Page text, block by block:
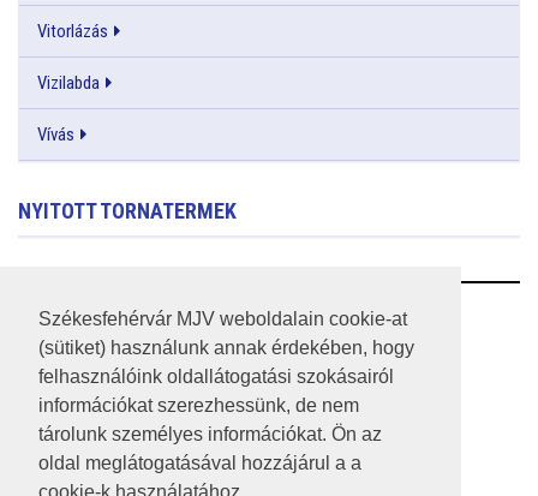
Székesfehérvár MJV weboldalain cookie-at
(sütiket) használunk annak érdekében, hogy
felhasználóink oldallátogatási szokásairól
információkat szerezhessünk, de nem
tárolunk személyes információkat. Ön az
oldal meglátogatásával hozzájárul a a
Vitorlázás
Vizilabda
Vívás
NYITOTT TORNATERMEK
RSS
A HONLAP 2017.03.31-I ÁLLAPOTA
JOGI NYILATKOZAT
IMPRESSZUM